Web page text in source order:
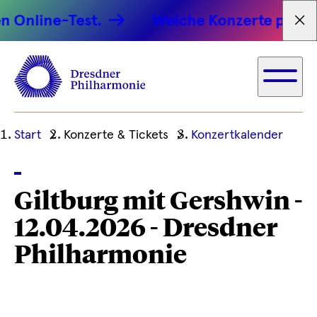
Online-Test. Welche Konzerte
Ihre
Position
Start Konzerte & Tickets Konzertkalender
Giltburg mit Gershwin -
12.04.2026 - Dresdner
Philharmonie